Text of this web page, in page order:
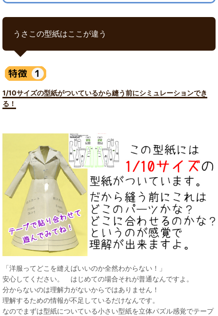
うさこの型紙はここが違う
1/10サイズの型紙がついているから縫う前にシミュレーションでき
る！
「洋服ってどこを縫えばいいのか全然わからない！」
安心してください。 はじめての場合それが普通なんですよ。
分からないのは理解力がないからではありません！
理解するための情報が不足しているだけなんです。
なのでまずは型紙についている小さい型紙を立体パズル感覚でテープ